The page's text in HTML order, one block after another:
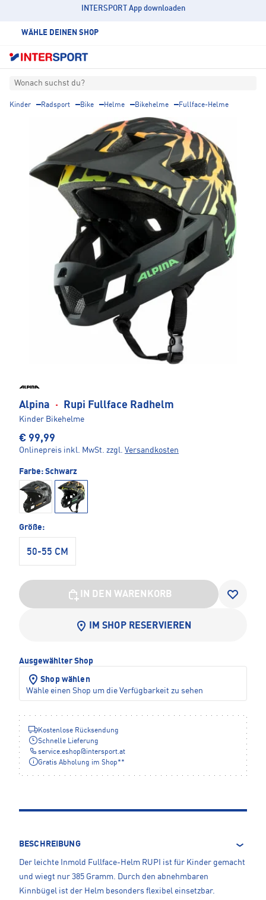
INTERSPORT App downloaden
WÄHLE DEINEN SHOP
Wonach suchst du?
Kinder Radsport Bike Helme Bikehelme Fullface-Helme
Alpina · Rupi Fullface Radhelm
Kinder Bikehelme
€ 99,99
Onlinepreis inkl. MwSt. zzgl. Versandkosten
Farbe: Schwarz
Größe:
50-55 CM
IN DEN WARENKORB
IM SHOP RESERVIEREN
Ausgewählter Shop
Shop wählen
Wähle einen Shop um die Verfügbarkeit zu sehen
Kostenlose Rücksendung
Schnelle Lieferung
service.eshop@intersport.at
Gratis Abholung im Shop**
BESCHREIBUNG
Der leichte Inmold Fullface-Helm RUPI ist für Kinder gemacht
und wiegt nur 385 Gramm. Durch den abnehmbaren
Kinnbügel ist der Helm besonders flexibel einsetzbar.